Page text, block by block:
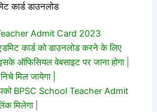
कार्ड डाउनलोड
Admit Card 2023
कार्ड को डाउनलोड करने के लिए
ऑफिसियल वेबसाइट पर जाना होगा |
मिल जायेगा |
BPSC School Teacher Admit
मिलेगा |